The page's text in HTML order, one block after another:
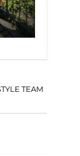
TEAM